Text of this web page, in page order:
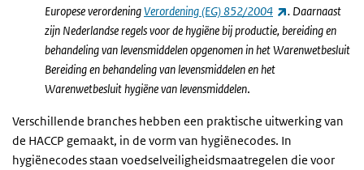
Europese verordeningVerordening (EG) 852/2004 (externe link)
. Daarnaast
zijn Nederlandse regels voor de hygiëne bij productie, bereiding en
behandeling van levensmiddelen opgenomen in het Warenwetbesluit
Bereiding en behandeling van levensmiddelen en het
Warenwetbesluit hygiëne van levensmiddelen.
Verschillende branches hebben een praktische uitwerking van
de HACCP gemaakt, in de vorm van hygiënecodes. In
hygiënecodes staan voedselveiligheidsmaatregelen die voor